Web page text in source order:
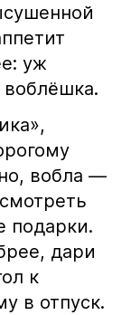
уж
воблёшка.
вобла —
подарки.
дари
к
в отпуск.